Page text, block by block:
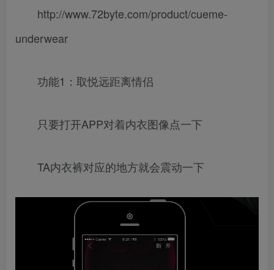
http://www.72byte.com/product/cueme-
underwear
功能1：取悦远距离情侣
只要打开APP对着内衣图像点一下
TA内衣裤对应的地方就会震动一下